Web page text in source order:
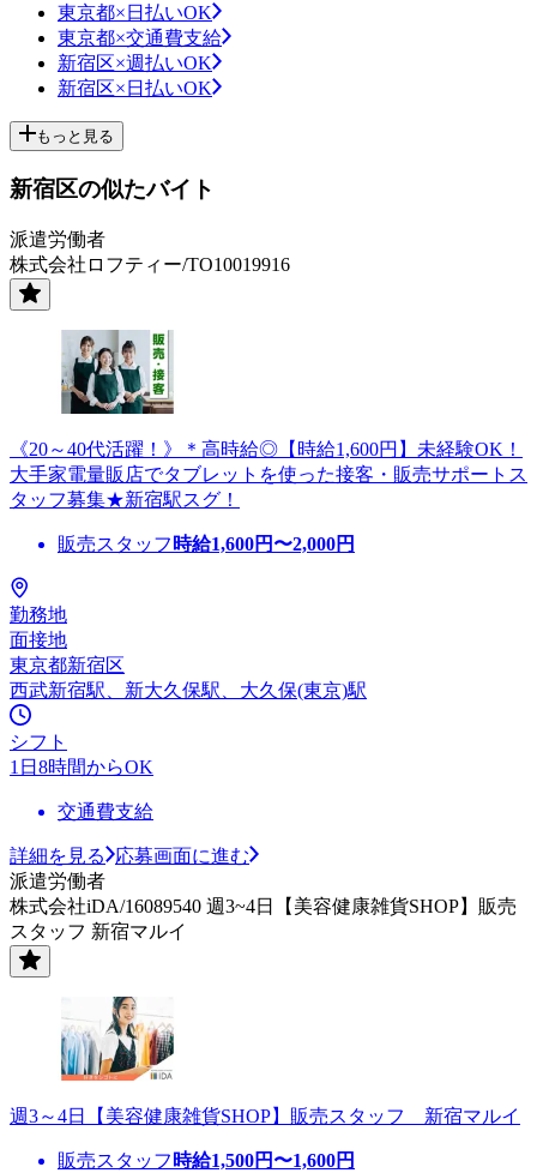
東京都×日払いOK
東京都×交通費支給
新宿区×週払いOK
新宿区×日払いOK
もっと見る
新宿区の似たバイト
派遣労働者
株式会社ロフティー/TO10019916
《20～40代活躍！》＊高時給◎【時給1,600円】未経験OK！
大手家電量販店でタブレットを使った接客・販売サポートス
タッフ募集★新宿駅スグ！
販売スタッフ 時給1,600円〜2,000円
勤務地
面接地
東京都新宿区
西武新宿駅、新大久保駅、大久保(東京)駅
シフト
1日8時間からOK
交通費支給
詳細を見る
応募画面に進む
派遣労働者
株式会社iDA/16089540 週3~4日【美容健康雑貨SHOP】販売
スタッフ 新宿マルイ
週3～4日【美容健康雑貨SHOP】販売スタッフ 新宿マルイ
販売スタッフ 時給1,500円〜1,600円